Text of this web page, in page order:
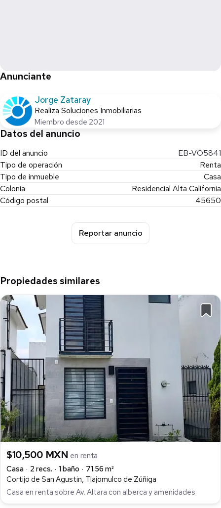
Anunciante
Jorge Zataray
Realiza Soluciones Inmobiliarias
Miembro desde 2021
Datos del anuncio
ID del anuncio
EB-VO5841
Tipo de operación
Renta
Tipo de inmueble
Casa
Colonia
Residencial Alta California
Código postal
45650
Reportar anuncio
Propiedades similares
$10,500 MXN en renta
Casa
2 recs. 1 baño
71.56 m²
Cortijo de San Agustin, Tlajomulco de Zúñiga
Casa en renta sobre Av. Altara con alberca y amenidades